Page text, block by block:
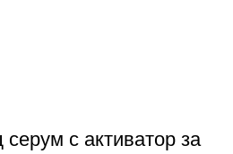
с активатор за